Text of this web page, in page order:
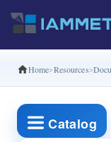
제품
단상
분상
Home Resources
Catalog